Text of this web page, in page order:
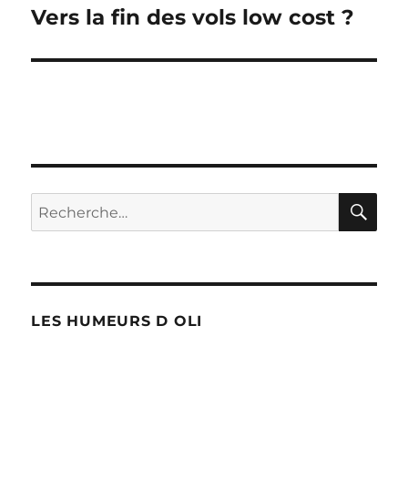
Publication
Vers la fin des vols low cost ?
Recherche
pour :
LES HUMEURS D OLI